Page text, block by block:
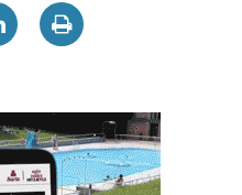
babesten dira. Ikusi gure
zein helburutarako
moduari
ezarri zure lehentasunak